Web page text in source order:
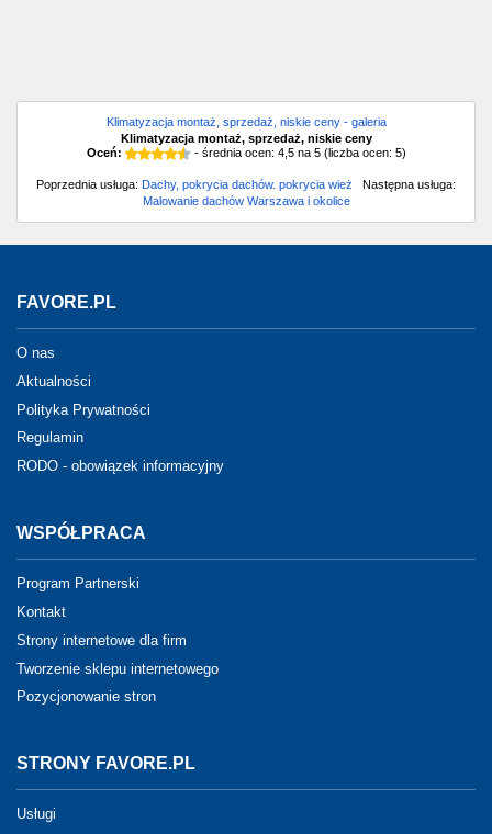
Klimatyzacja montaż, sprzedaż, niskie ceny - galeria
Klimatyzacja montaż, sprzedaż, niskie ceny
Oceń:
- średnia ocen: 4,5na 5(liczba ocen: 5)
Poprzednia usługa: Dachy, pokrycia dachów. pokrycia wież Następna usługa:
Malowanie dachów Warszawa i okolice
FAVORE.PL
O nas
Aktualności
Polityka Prywatności
Regulamin
RODO - obowiązek informacyjny
WSPÓŁPRACA
Program Partnerski
Kontakt
Strony internetowe dla firm
Tworzenie sklepu internetowego
Pozycjonowanie stron
STRONY FAVORE.PL
Usługi